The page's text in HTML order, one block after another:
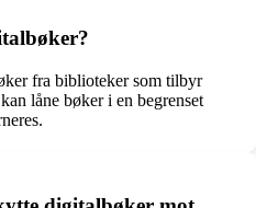
fra biblioteker som tilbyr
låne bøker i en begrenset